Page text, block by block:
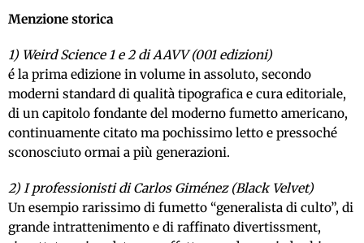
Menzione storica
1) Weird Science 1 e 2 di AAVV (001 edizioni)
é la prima edizione in volume in assoluto, secondo
moderni standard di qualità tipografica e cura editoriale,
di un capitolo fondante del moderno fumetto americano,
continuamente citato ma pochissimo letto e pressoché
sconosciuto ormai a più generazioni.
2) I professionisti di Carlos Giménez (Black Velvet)
Un esempio rarissimo di fumetto “generalista di culto”, di
grande intrattenimento e di raffinato divertissment,